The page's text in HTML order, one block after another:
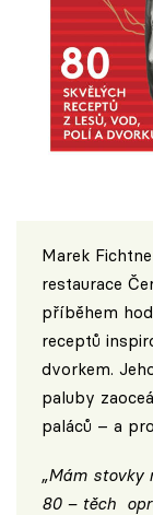
Marek
restaurace
příběhem
receptů
dvorkem.
paluby
paláců – a
„Mám stovky
80 – těch